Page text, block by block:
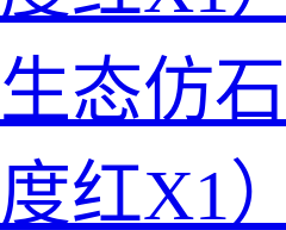
生态仿
度红X1）